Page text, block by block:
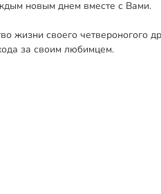
новым днем вместе с Вами.
жизни своего четвероногого
за своим любимцем.